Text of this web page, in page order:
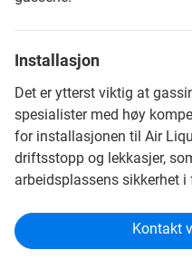
Installasjon
Det er ytterst viktig at
spesialister med høy
for installasjonen til Air
driftsstopp og lekkasjer,
arbeidsplassens sikkerhet i
Kontakt